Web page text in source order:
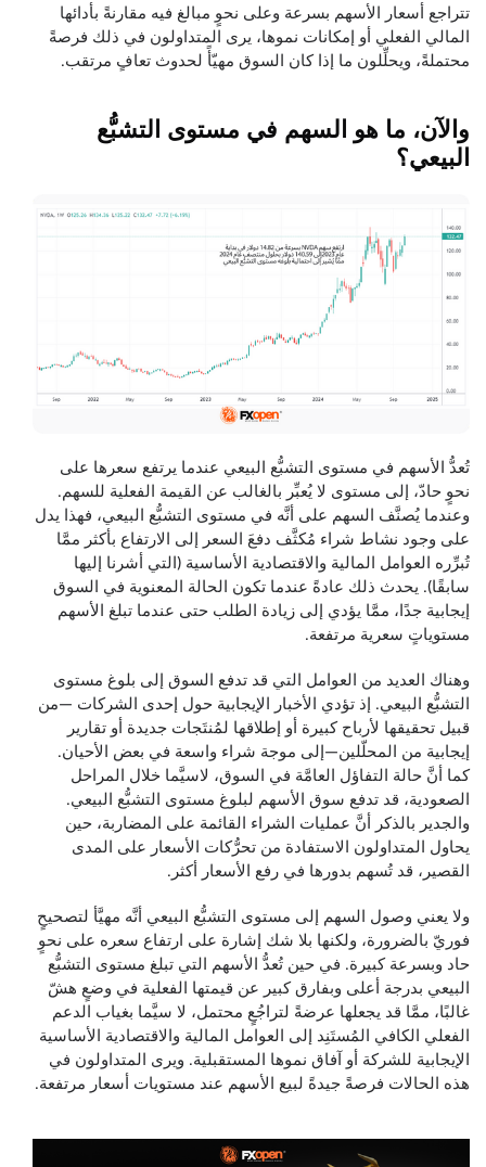
تتراجع أسعار الأسهم بسرعة وعلى نحوٍ مبالغ فيه مقارنةً بأدائها
المالي الفعلي أو إمكانات نموها، يرى المتداولون في ذلك فرصةً
محتملةً، ويحلِّلون ما إذا كان السوق مهيّأً لحدوث تعافٍ مرتقب.
والآن، ما هو السهم في مستوى التشبُّع
البيعي؟
تُعدُّ الأسهم في مستوى التشبُّع البيعي عندما يرتفع سعرها على
نحوٍ حادّ، إلى مستوى لا يُعبِّر بالغالب عن القيمة الفعلية للسهم.
وعندما يُصنَّف السهم على أنَّه في مستوى التشبُّع البيعي، فهذا يدل
على وجود نشاط شراء مُكثَّف دفعَ السعر إلى الارتفاع بأكثر ممَّا
تُبرِّره العوامل المالية والاقتصادية الأساسية (التي أشرنا إليها
سابقًا). يحدث ذلك عادةً عندما تكون الحالة المعنوية في السوق
إيجابية جدًا، ممَّا يؤدي إلى زيادة الطلب حتى عندما تبلغ الأسهم
مستوياتٍ سعرية مرتفعة.
وهناك العديد من العوامل التي قد تدفع السوق إلى بلوغ مستوى
التشبُّع البيعي. إذ تؤدي الأخبار الإيجابية حول إحدى الشركات —من
قبيل تحقيقها لأرباح كبيرة أو إطلاقها لمُنتَجات جديدة أو تقارير
إيجابية من المحلّلين—إلى موجة شراء واسعة في بعض الأحيان.
كما أنَّ حالة التفاؤل العامَّة في السوق، لاسيَّما خلال المراحل
الصعودية، قد تدفع سوق الأسهم لبلوغ مستوى التشبُّع البيعي.
والجدير بالذكر أنَّ عمليات الشراء القائمة على المضاربة، حين
يحاول المتداولون الاستفادة من تحرُّكات الأسعار على المدى
القصير، قد تُسهم بدورها في رفع الأسعار أكثر.
ولا يعني وصول السهم إلى مستوى التشبُّع البيعي أنَّه مهيَّأ لتصحيحٍ
فوريّ بالضرورة، ولكنها بلا شك إشارة على ارتفاع سعره على نحوٍ
حاد وبسرعة كبيرة. في حين تُعدُّ الأسهم التي تبلغ مستوى التشبُّع
البيعي بدرجة أعلى وبفارق كبير عن قيمتها الفعلية في وضعٍ هشّ
غالبًا، ممَّا قد يجعلها عرضةً لتراجُعٍ محتمل، لا سيَّما بغياب الدعم
الفعلي الكافي المُستَنِد إلى العوامل المالية والاقتصادية الأساسية
الإيجابية للشركة أو آفاق نموها المستقبلية. ويرى المتداولون في
هذه الحالات فرصةً جيدةً لبيع الأسهم عند مستويات أسعار مرتفعة.